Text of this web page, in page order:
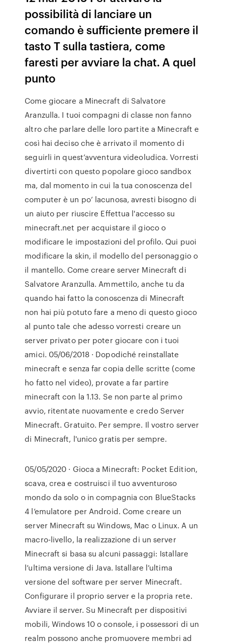
possibilità di lanciare un
comando è sufficiente premere il
tasto T sulla tastiera, come
faresti per avviare la chat. A quel
punto
Come giocare a Minecraft di Salvatore
Aranzulla. I tuoi compagni di classe non fanno
altro che parlare delle loro partite a Minecraft e
così hai deciso che è arrivato il momento di
seguirli in quest’avventura videoludica. Vorresti
divertirti con questo popolare gioco sandbox
ma, dal momento in cui la tua conoscenza del
computer è un po’ lacunosa, avresti bisogno di
un aiuto per riuscire Effettua l'accesso su
minecraft.net per acquistare il gioco o
modificare le impostazioni del profilo. Qui puoi
modificare la skin, il modello del personaggio o
il mantello. Come creare server Minecraft di
Salvatore Aranzulla. Ammettilo, anche tu da
quando hai fatto la conoscenza di Minecraft
non hai più potuto fare a meno di questo gioco
al punto tale che adesso vorresti creare un
server privato per poter giocare con i tuoi
amici. 05/06/2018 · Dopodiché reinstallate
minecraft e senza far copia delle scritte (come
ho fatto nel video), provate a far partire
minecraft con la 1.13. Se non parte al primo
avvio, ritentate nuovamente e credo Server
Minecraft. Gratuito. Per sempre. Il vostro server
di Minecraft, l'unico gratis per sempre.
05/05/2020 · Gioca a Minecraft: Pocket Edition,
scava, crea e costruisci il tuo avventuroso
mondo da solo o in compagnia con BlueStacks
4 l’emulatore per Android. Come creare un
server Minecraft su Windows, Mac o Linux. A un
macro-livello, la realizzazione di un server
Minecraft si basa su alcuni passaggi: Istallare
l’ultima versione di Java. Istallare l’ultima
versione del software per server Minecraft.
Configurare il proprio server e la propria rete.
Avviare il server. Su Minecraft per dispositivi
mobili, Windows 10 o console, i possessori di un
realm possono anche promuovere membri ad